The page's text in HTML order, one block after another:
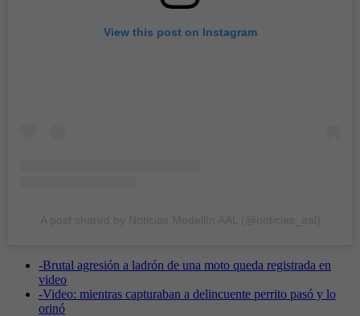
View this post on Instagram
-Brutal agresión a ladrón de una moto queda registrada en
video
-Video: mientras capturaban a delincuente perrito pasó y lo
orinó